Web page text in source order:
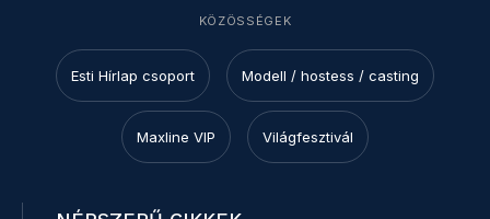
KÖZÖSSÉGEK
Esti Hírlap csoport Modell / hostess / casting
Maxline VIP Világfesztivál